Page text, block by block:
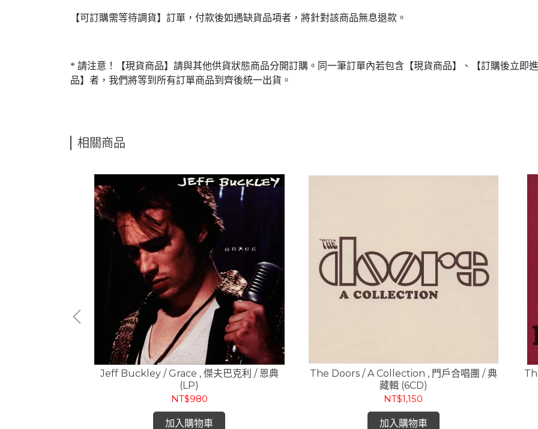
【可訂購需等待調貨】訂單，付款後如遇缺貨品項者，將針對該商品無息退款。
* 請注意！【現貨商品】請與其他供貨狀態商品分開訂購。同一筆訂單內若包含【現貨商品】、【訂購後立即
品】者，我們將等到所有訂單商品到齊後統一出貨。
相關商品
Jeff Buckley / Grace , 傑夫巴克利 / 恩典
(LP)
NT$980
加入購物車
The Doors / A Collection , 門戶合唱團 / 典
藏輯 (6CD)
NT$1,150
加入購物車